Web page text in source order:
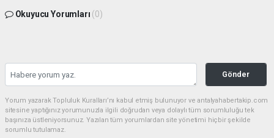
Okuyucu Yorumları (0)
Gönder
Yorum yazarak Topluluk Kuralları’nı kabul etmiş bulunuyor ve antalyahabertakip.com
sitesine yaptığınız yorumunuzla ilgili doğrudan veya dolaylı tüm sorumluluğu tek
başınıza üstleniyorsunuz. Yazılan tüm yorumlardan site yönetimi hiçbir şekilde
sorumlu tutulamaz.